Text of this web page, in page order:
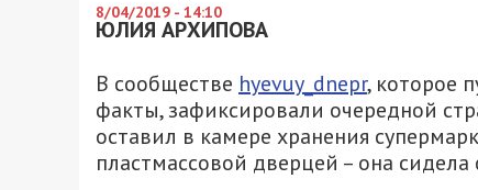
8/04/2019 - 14:10
ЮЛИЯ АРХИПОВА
В сообществе hyevuy_dnepr, которое
факты, зафиксировали очередной
оставил в камере хранения
пластмассовой дверцей – она сидела